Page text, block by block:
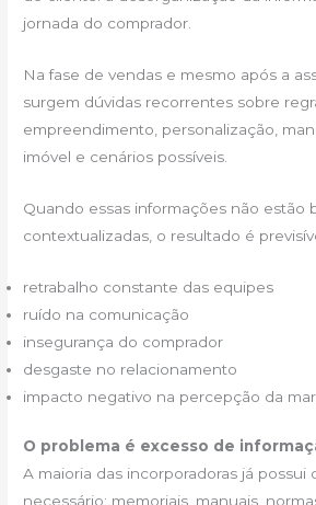
jornada do comprador.
Na fase de vendas e mesmo após a
surgem dúvidas recorrentes sobre
empreendimento, personalização,
imóvel e cenários possíveis.
Quando essas informações não estão
contextualizadas, o resultado é
retrabalho constante das equipes
ruído na comunicação
insegurança do comprador
desgaste no relacionamento
impacto negativo na percepção da
O problema é excesso de
A maioria das incorporadoras já possui
necessário: memoriais, manuais,